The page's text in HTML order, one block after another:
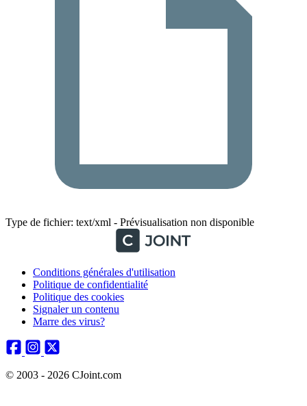
Type de fichier: text/xml - Prévisualisation non disponible
Conditions générales d'utilisation
Politique de confidentialité
Politique des cookies
Signaler un contenu
Marre des virus?
© 2003 - 2026 CJoint.com